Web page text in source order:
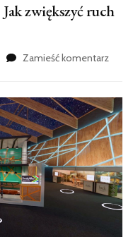
zwiększyć ruch
Zamieść komentarzwe
3D
a
SEO:
Jak
ruch
na